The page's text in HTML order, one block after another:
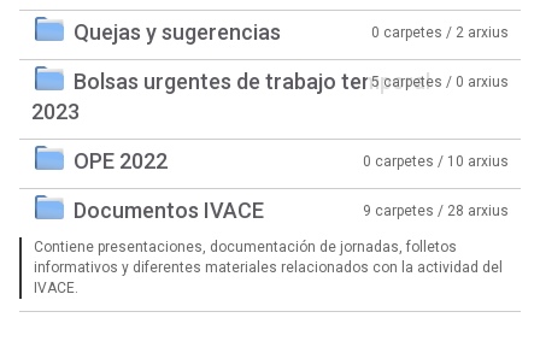
Quejas y sugerencias 0 carpetes / 2 arxius
Bolsas urgentes de trabajo temporal
2023
5 carpetes / 0 arxius
OPE 2022 0 carpetes / 10 arxius
Documentos IVACE 9 carpetes / 28 arxius
Contiene presentaciones, documentación de jornadas, folletos
informativos y diferentes materiales relacionados con la actividad del
IVACE.